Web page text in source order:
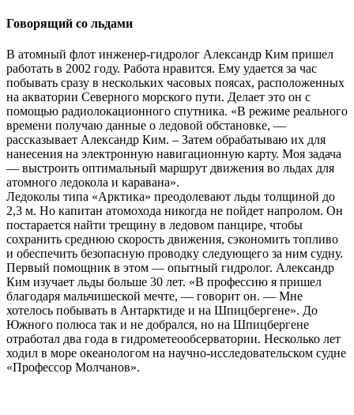
Говорящий со льдами
В атомный флот инженер-гидролог Александр Ким пришел
работать в 2002 году. Работа нравится. Ему удается за час
побывать сразу в нескольких часовых поясах, расположенных
на акватории Северного морского пути. Делает это он с
помощью радиолокационного спутника. «В режиме реального
времени получаю данные о ледовой обстановке, —
рассказывает Александр Ким. – Затем обрабатываю их для
нанесения на электронную навигационную карту. Моя задача
— выстроить оптимальный маршрут движения во льдах для
атомного ледокола и каравана».
Ледоколы типа «Арктика» преодолевают льды толщиной до
2,3 м. Но капитан атомохода никогда не пойдет напролом. Он
постарается найти трещину в ледовом панцире, чтобы
сохранить среднюю скорость движения, сэкономить топливо
и обеспечить безопасную проводку следующего за ним судну.
Первый помощник в этом — опытный гидролог. Александр
Ким изучает льды больше 30 лет. «В профессию я пришел
благодаря мальчишеской мечте, — говорит он. — Мне
хотелось побывать в Антарктиде и на Шпицбергене». До
Южного полюса так и не добрался, но на Шпицбергене
отработал два года в гидрометеообсерватории. Несколько лет
ходил в море океанологом на научно-исследовательском судне
«Профессор Молчанов».